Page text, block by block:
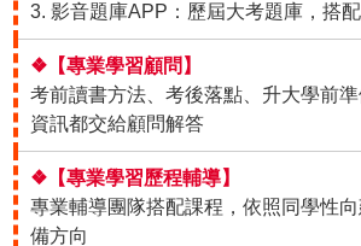
3. 影音題庫APP：歷屆大考題庫，搭
❖【專業學習顧問】
考前讀書方法、考後落點、升大學前
資訊都交給顧問解答
❖【專業學習歷程輔導】
專業輔導團隊搭配課程，依照同學性
備方向